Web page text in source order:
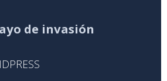
de invasión